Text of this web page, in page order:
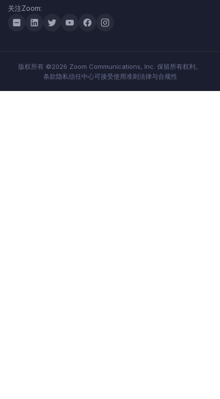
关注Zoom:
版权所有 ©2026 Zoom Communications, Inc. 保留所有权利。
条款隐私信任中心可接受使用准则法律与合规性